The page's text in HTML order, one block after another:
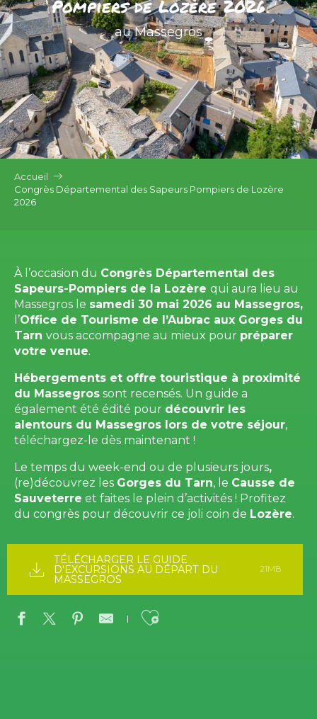
Pompiers de Lozère 2026
au Massegros
Accueil
Congrès Départemental des Sapeurs Pompiers de Lozère
2026
À l’occasion du Congrès Départemental des
Sapeurs-Pompiers de la Lozère qui aura lieu au
Massegros le samedi 30 mai 2026 au Massegros,
l’Office de Tourisme de l’Aubrac aux Gorges du
Tarn vous accompagne au mieux pour préparer
votre venue.
Hébergements et offre touristique à proximité
du Massegros sont recensés. Un guide a
également été édité pour découvrir les
alentours du Massegros lors de votre séjour,
téléchargez-le dès maintenant !
Le temps du week-end ou de plusieurs jours,
(re)découvrez les Gorges du Tarn, le Causse de
Sauveterre et faites le plein d’activités ! Profitez
du congrès pour découvrir ce joli coin de Lozère.
TÉLÉCHARGER LE GUIDE
D'EXCURSIONS AU DÉPART DU
MASSEGROS
21MB
Ajouter aux